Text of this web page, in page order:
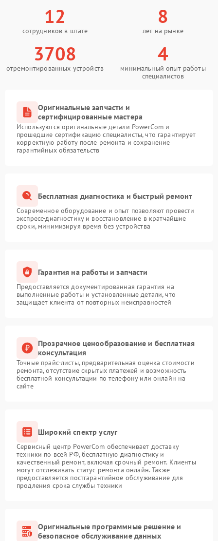
12
сотрудников в штате
8
лет на рынке
3708
отремонтированных устройств
4
минимальный опыт работы
специалистов
Оригинальные запчасти и
сертифицированные мастера
Используются оригинальные детали PowerCom и
прошедшие сертификацию специалисты, что гарантирует
корректную работу после ремонта и сохранение
гарантийных обязательств
Бесплатная диагностика и быстрый ремонт
Современное оборудование и опыт позволяют провести
экспресс-диагностику и восстановление в кратчайшие
сроки, минимизируя время без устройства
Гарантия на работы и запчасти
Предоставляется документированная гарантия на
выполненные работы и установленные детали, что
защищает клиента от повторных неисправностей
Прозрачное ценообразование и бесплатная
консультация
Точные прайс-листы, предварительная оценка стоимости
ремонта, отсутствие скрытых платежей и возможность
бесплатной консультации по телефону или онлайн на
сайте
Широкий спектр услуг
Сервисный центр PowerCom обеспечивает доставку
техники по всей РФ, бесплатную диагностику и
качественный ремонт, включая срочный ремонт. Клиенты
могут отслеживать статус ремонта онлайн. Также
предоставляется постгарантийное обслуживание для
продления срока службы техники
Оригинальные программные решение и
безопасное обслуживание данных